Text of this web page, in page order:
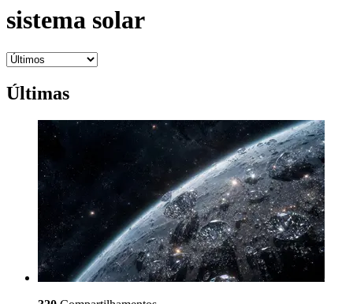
sistema solar
Últimas